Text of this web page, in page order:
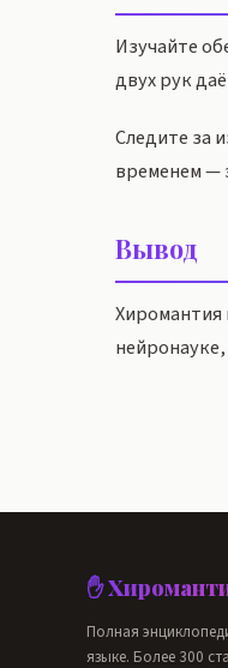
Изучайте
двух рук
Следите за
временем —
Вывод
Хиромантия
✋
Полная
языке. Более 300